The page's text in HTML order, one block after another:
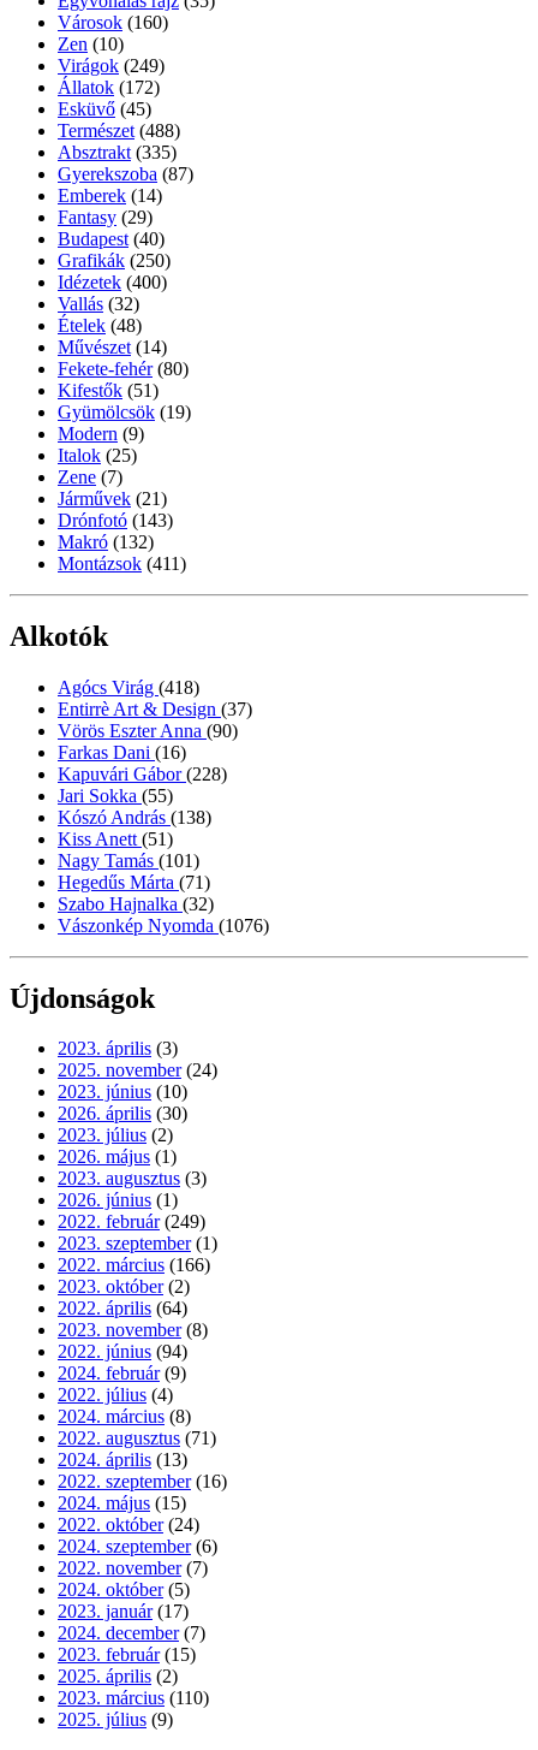
Városok (160)
Zen (10)
Virágok (249)
Állatok (172)
Esküvő (45)
Természet (488)
Absztrakt (335)
Gyerekszoba (87)
Emberek (14)
Fantasy (29)
Budapest (40)
Grafikák (250)
Idézetek (400)
Vallás (32)
Ételek (48)
Művészet (14)
Fekete-fehér (80)
Kifestők (51)
Gyümölcsök (19)
Modern (9)
Italok (25)
Zene (7)
Járművek (21)
Drónfotó (143)
Makró (132)
Montázsok (411)
Alkotók
Agócs Virág (418)
Entirrè Art & Design (37)
Vörös Eszter Anna (90)
Farkas Dani (16)
Kapuvári Gábor(228)
Jari Sokka (55)
Kószó András (138)
Kiss Anett (51)
Nagy Tamás (101)
Hegedűs Márta (71)
Szabo Hajnalka (32)
Vászonkép Nyomda (1076)
Újdonságok
2023. április (3)
2025. november (24)
2023. június (10)
2026. április (30)
2023. július (2)
2026. május (1)
2023. augusztus (3)
2026. június (1)
2022. február (249)
2023. szeptember (1)
2022. március (166)
2023. október (2)
2022. április (64)
2023. november (8)
2022. június (94)
2024. február (9)
2022. július (4)
2024. március (8)
2022. augusztus (71)
2024. április (13)
2022. szeptember (16)
2024. május (15)
2022. október (24)
2024. szeptember (6)
2022. november (7)
2024. október (5)
2023. január (17)
2024. december (7)
2023. február (15)
2025. április (2)
2023. március (110)
2025. július (9)